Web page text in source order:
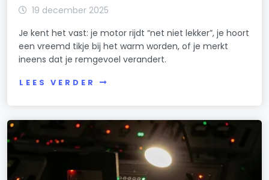
19 december 2025
Je kent het vast: je motor rijdt “net niet lekker”, je hoort
een vreemd tikje bij het warm worden, of je merkt
ineens dat je remgevoel verandert.
LEES VERDER